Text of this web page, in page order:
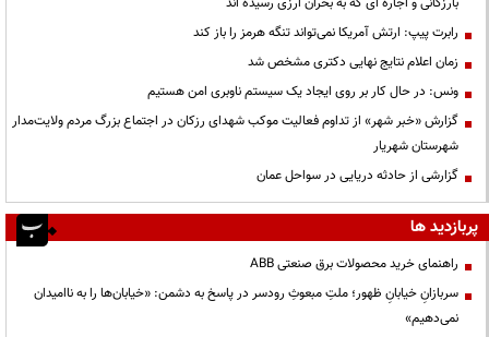
رابرت پیپ: ارتش آمریکا نمی‌تواند تنگه هرمز را باز کند
زمان اعلام نتایج نهایی دکتری مشخص شد
ونس: در حال کار بر روی ایجاد یک سیستم ناوبری امن هستیم
گزارش «خبر شهر» از تداوم فعالیت موکب شهدای رزکان در اجتماع بزرگ مردم ولایت‌مدار
شهرستان شهریار
گزارشی از حادثه دریایی در سواحل عمان
پربازدید ها
راهنمای خرید محصولات برق صنعتی ABB
سربازانِ خیابانِ ظهور؛ ملتِ مبعوثِ رودسر در پاسخ به دشمن: «خیابان‌ها را به ناامیدان
نمی‌دهیم»